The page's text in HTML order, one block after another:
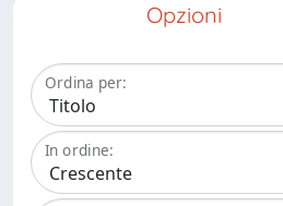
Opzioni
Ordina per:
In ordine: